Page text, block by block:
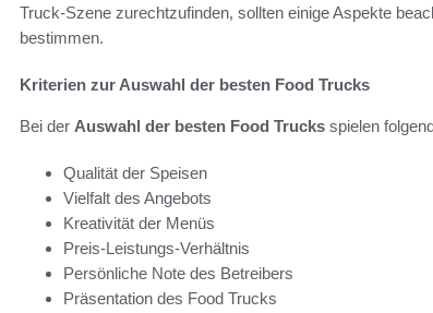
Truck-Szene zurechtzufinden, sollten einige Aspekte
bestimmen.
Kriterien zur Auswahl der besten Food Trucks
Bei der Auswahl der besten Food Trucks spielen
Qualität der Speisen
Vielfalt des Angebots
Kreativität der Menüs
Preis-Leistungs-Verhältnis
Persönliche Note des Betreibers
Präsentation des Food Trucks